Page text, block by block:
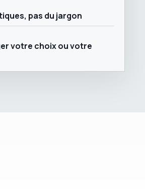
pas du jargon
votre choix ou votre